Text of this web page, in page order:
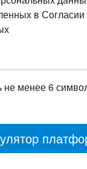
в Согласии
менее 6